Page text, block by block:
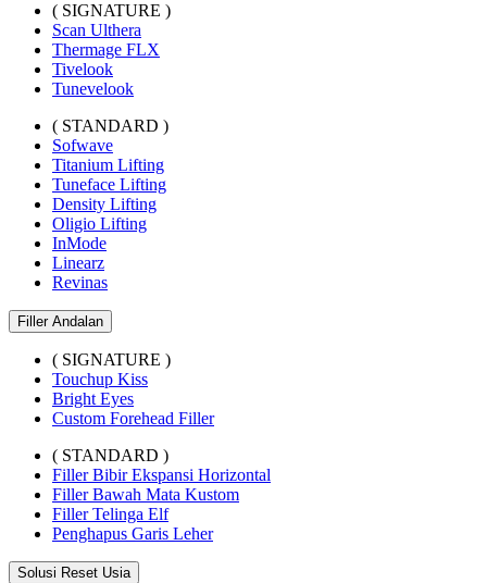
( SIGNATURE )
Scan Ulthera
Thermage FLX
Tivelook
Tunevelook
( STANDARD )
Sofwave
Titanium Lifting
Tuneface Lifting
Density Lifting
Oligio Lifting
InMode
Linearz
Revinas
Filler Andalan
( SIGNATURE )
Touchup Kiss
Bright Eyes
Custom Forehead Filler
( STANDARD )
Filler Bibir Ekspansi Horizontal
Filler Bawah Mata Kustom
Filler Telinga Elf
Penghapus Garis Leher
Solusi Reset Usia